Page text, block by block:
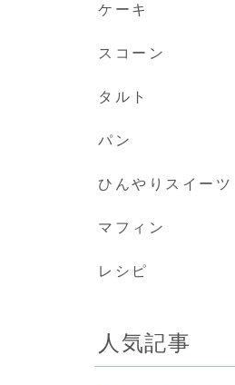
ケーキ
スコーン
タルト
パン
ひんやりスイーツ
マフィン
レシピ
人気記事